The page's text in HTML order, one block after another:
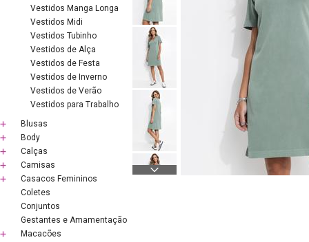
Vestidos Manga Longa
Vestidos Midi
Vestidos Tubinho
Vestidos de Alça
Vestidos de Festa
Vestidos de Inverno
Vestidos de Verão
Vestidos para Trabalho
Blusas
Body
Calças
Camisas
Casacos Femininos
Coletes
Conjuntos
Gestantes e Amamentação
Macacões